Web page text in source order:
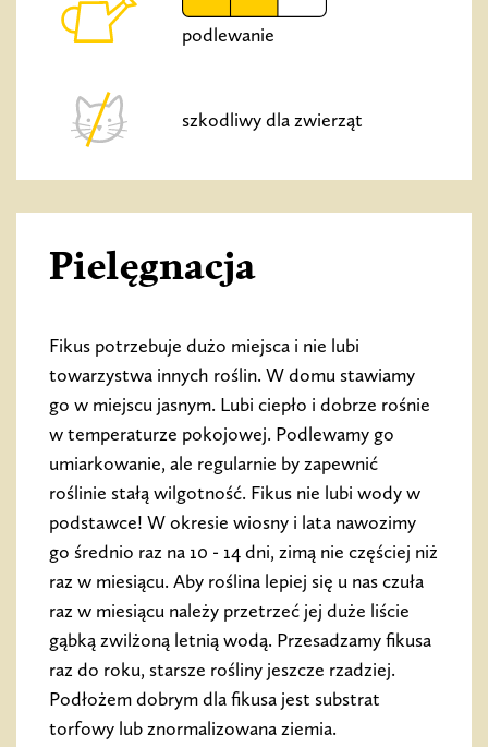
podlewanie
szkodliwy dla zwierząt
Pielęgnacja
Fikus potrzebuje dużo miejsca i nie lubi
towarzystwa innych roślin. W domu stawiamy
go w miejscu jasnym. Lubi ciepło i dobrze rośnie
w temperaturze pokojowej. Podlewamy go
umiarkowanie, ale regularnie by zapewnić
roślinie stałą wilgotność. Fikus nie lubi wody w
podstawce! W okresie wiosny i lata nawozimy
go średnio raz na 10 - 14 dni, zimą nie częściej niż
raz w miesiącu. Aby roślina lepiej się u nas czuła
raz w miesiącu należy przetrzeć jej duże liście
gąbką zwilżoną letnią wodą. Przesadzamy fikusa
raz do roku, starsze rośliny jeszcze rzadziej.
Podłożem dobrym dla fikusa jest substrat
torfowy lub znormalizowana ziemia.